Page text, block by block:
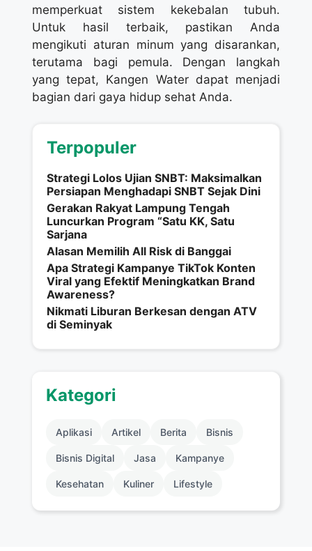
memperkuat sistem kekebalan tubuh.
Untuk hasil terbaik, pastikan Anda
mengikuti aturan minum yang disarankan,
terutama bagi pemula. Dengan langkah
yang tepat, Kangen Water dapat menjadi
bagian dari gaya hidup sehat Anda.
Terpopuler
Strategi Lolos Ujian SNBT: Maksimalkan
Persiapan Menghadapi SNBT Sejak Dini
Gerakan Rakyat Lampung Tengah
Luncurkan Program “Satu KK, Satu
Sarjana
Alasan Memilih All Risk di Banggai
Apa Strategi Kampanye TikTok Konten
Viral yang Efektif Meningkatkan Brand
Awareness?
Nikmati Liburan Berkesan dengan ATV
di Seminyak
Kategori
Aplikasi Artikel Berita Bisnis
Bisnis Digital Jasa Kampanye
Kesehatan Kuliner Lifestyle